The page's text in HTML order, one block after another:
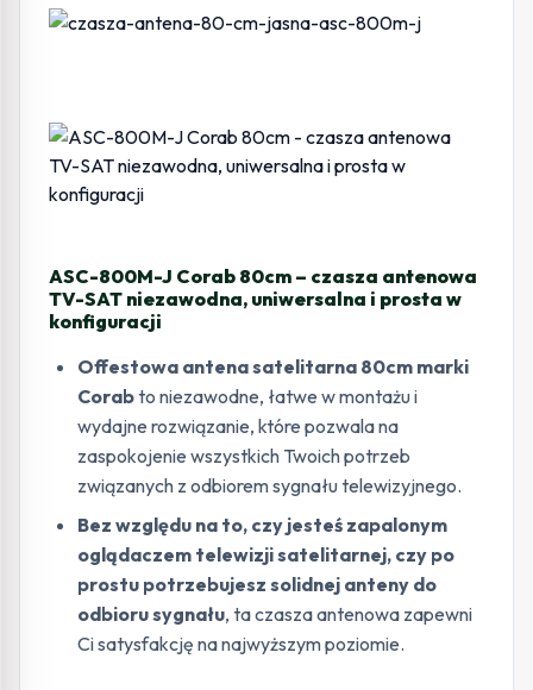
ASC-800M-J Corab 80cm – czasza antenowa
TV-SAT niezawodna, uniwersalna i prosta w
konfiguracji
Offestowa antena satelitarna 80cm marki
Corabto niezawodne, łatwe w montażu i
wydajne rozwiązanie, które pozwala na
zaspokojenie wszystkich Twoich potrzeb
związanych z odbiorem sygnału telewizyjnego.
Bez względu na to, czy jesteś zapalonym
oglądaczem telewizji satelitarnej, czy po
prostu potrzebujesz solidnej anteny do
odbioru sygnału, ta czasza antenowa zapewni
Ci satysfakcję na najwyższym poziomie.